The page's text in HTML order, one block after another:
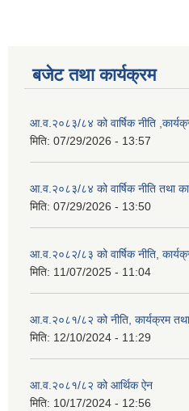
बजेट तथा कार्यक्रम
आ.व.२०८३/८४ को वार्षिक नीति
मिति: 07/29/2026 - 13:57
आ.व.२०८३/८४ को वार्षिक नीति तथा
मिति: 07/29/2026 - 13:50
आ.व.२०८२/८३ को वार्षिक नीति,
मिति: 11/07/2025 - 11:04
आ.व.२०८१/८२ को नीति, कार्यक्रम
मिति: 12/10/2024 - 11:29
आ.व.२०८१/८२ को आर्थिक ऐन
मिति: 10/17/2024 - 12:56